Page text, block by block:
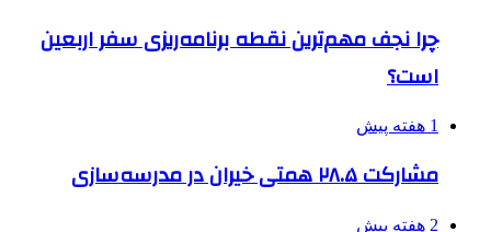
چرا نجف مهم‌ترین نقطه برنامه‌ریزی سفر اربعین
است؟
1 هفته پیش
مشارکت ۲۸.۵ همتی خیران در مدرسه‌سازی
2 هفته پیش